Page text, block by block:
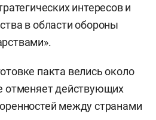
интересов и
в области обороны
пакта велись около
отменяет действующих
между странами